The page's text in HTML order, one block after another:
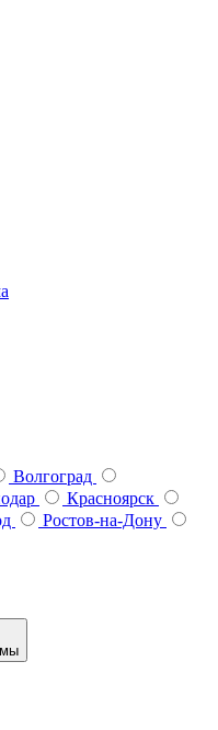
Волгоград
Красноярск
Ростов-на-Дону